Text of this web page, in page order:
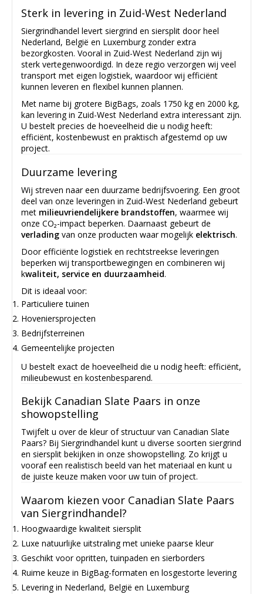
Sterk in levering in Zuid-West Nederland
Siergrindhandel levert siergrind en siersplit door heel
Nederland, België en Luxemburg zonder extra
bezorgkosten. Vooral in Zuid-West Nederland zijn wij
sterk vertegenwoordigd. In deze regio verzorgen wij veel
transport met eigen logistiek, waardoor wij efficiënt
kunnen leveren en flexibel kunnen plannen.
Met name bij grotere BigBags, zoals 1750 kg en 2000 kg,
kan levering in Zuid-West Nederland extra interessant zijn.
U bestelt precies de hoeveelheid die u nodig heeft:
efficiënt, kostenbewust en praktisch afgestemd op uw
project.
Duurzame levering
Wij streven naar een duurzame bedrijfsvoering. Een groot
deel van onze leveringen in Zuid-West Nederland gebeurt
met milieuvriendelijkere brandstoffen, waarmee wij
onze CO₂-impact beperken. Daarnaast gebeurt de
verlading van onze producten waar mogelijk elektrisch.
Door efficiënte logistiek en rechtstreekse leveringen
beperken wij transportbewegingen en combineren wij
kwaliteit, service en duurzaamheid.
Dit is ideaal voor:
Particuliere tuinen
Hoveniersprojecten
Bedrijfsterreinen
Gemeentelijke projecten
U bestelt exact de hoeveelheid die u nodig heeft: efficiënt,
milieubewust en kostenbesparend.
Bekijk Canadian Slate Paars in onze
showopstelling
Twijfelt u over de kleur of structuur van Canadian Slate
Paars? Bij Siergrindhandel kunt u diverse soorten siergrind
en siersplit bekijken in onze showopstelling. Zo krijgt u
vooraf een realistisch beeld van het materiaal en kunt u
de juiste keuze maken voor uw tuin of project.
Waarom kiezen voor Canadian Slate Paars
van Siergrindhandel?
Hoogwaardige kwaliteit siersplit
Luxe natuurlijke uitstraling met unieke paarse kleur
Geschikt voor opritten, tuinpaden en sierborders
Ruime keuze in BigBag-formaten en losgestorte levering
Levering in Nederland, België en Luxemburg